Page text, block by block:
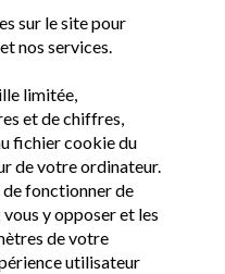
sur le site pour
nos services.
limitée,
et de chiffres,
fichier cookie du
de votre ordinateur.
fonctionner de
y opposer et les
de votre
utilisateur